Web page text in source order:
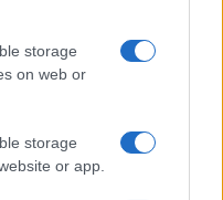
storage
on web or
storage
or app.
conquista l’oro nel
il calendario
Tour
le scommesse che